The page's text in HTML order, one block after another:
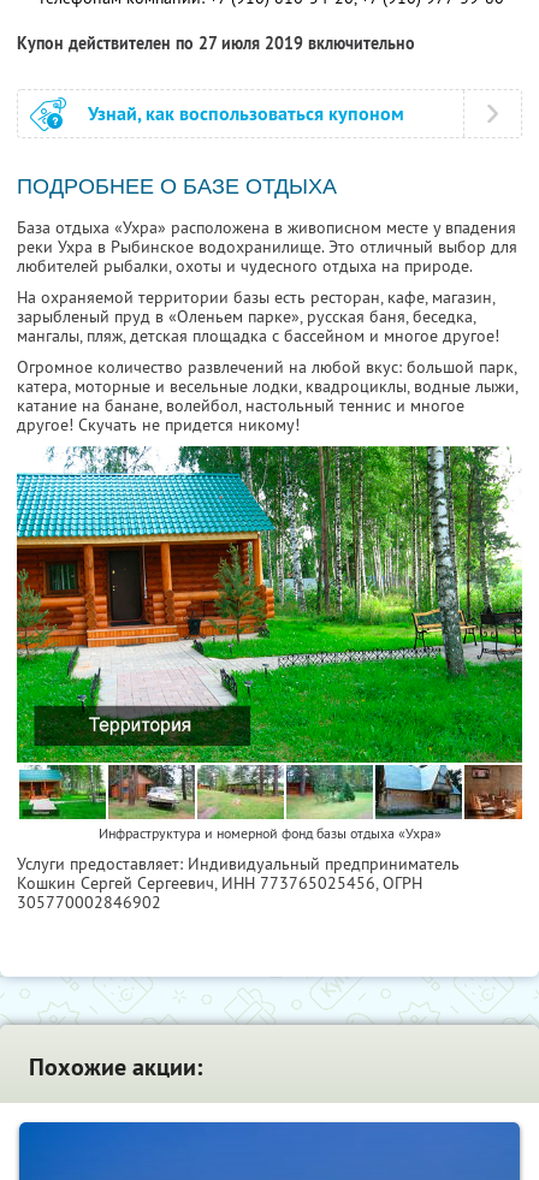
Купон действителен по 27 июля 2019 включительно
Узнай, как воспользоваться купоном
ПОДРОБНЕЕ О БАЗЕ ОТДЫХА
База отдыха «Ухра» расположена в живописном месте у впадения
реки Ухра в Рыбинское водохранилище. Это отличный выбор для
любителей рыбалки, охоты и чудесного отдыха на природе.
На охраняемой территории базы есть ресторан, кафе, магазин,
зарыбленый пруд в «Оленьем парке», русская баня, беседка,
мангалы, пляж, детская площадка с бассейном и многое другое!
Огромное количество развлечений на любой вкус: большой парк,
катера, моторные и весельные лодки, квадроциклы, водные лыжи,
катание на банане, волейбол, настольный теннис и многое
другое! Скучать не придется никому!
Инфраструктура и номерной фонд базы отдыха «Ухра»
Услуги предоставляет: Индивидуальный предприниматель
Кошкин Сергей Сергеевич, ИНН 773765025456, ОГРН
305770002846902
Похожие акции: